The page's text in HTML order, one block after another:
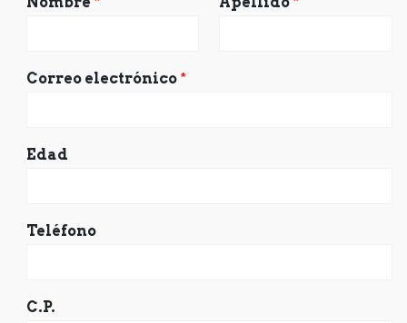
Correo electrónico *
Edad
Teléfono
C.P.